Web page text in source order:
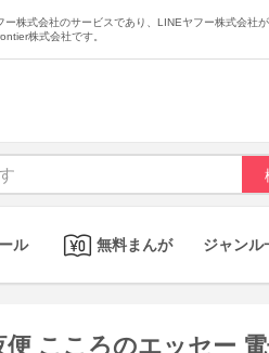
株式会社のサービスであり、LINEヤフー株式会社
株式会社です。
ル 無料まんが ジャンル
便 こころのエッセー